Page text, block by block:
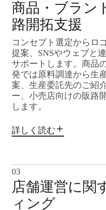
商品・ブラン
路開拓支援
コンセプト選定からロ
提案、SNSやウェブと
サポートします。商品
発では原料調達から生
案、生産委託先のご紹
ー、小売店向けの販路
します。
詳しく読む
03
店舗運営に関
ィング